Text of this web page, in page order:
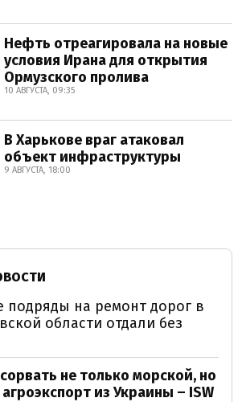
Нефть отреагировала на новые
условия Ирана для открытия
Ормузского пролива
10 АВГУСТА, 09:35
В Харькове враг атаковал
объект инфраструктуры
9 АВГУСТА, 18:00
на ремонт дорог в
области отдали без
не только морской, но
из Украины – ISW